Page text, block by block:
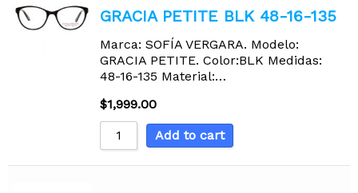
GRACIA PETITE BLK 48-16-135
Marca: SOFÍA VERGARA. Modelo:
GRACIA PETITE. Color:BLK Medidas:
48-16-135 Material:…
$1,999.00
Add to cart